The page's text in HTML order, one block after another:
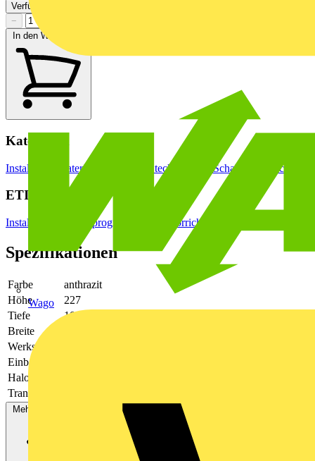
Wago
Verfügbar: 1 Händler
−
In den Warenkorb
Kategorien
Installationsmaterial & Zubehör Steckdosen & Schalter Lichtschalter
ETIM Group
Installationsschalterprogramme/Steckvorrichtungen
Spezifikationen
Farbe
anthrazit
Höhe
227
Tiefe
10
Breite
Werkstoff
Einbauhöhe
Halogenfrei
Transparent
Mehr anzeigen